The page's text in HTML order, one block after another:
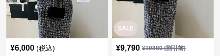
¥6,000 (税込)
SALE
¥9,790 ¥10880(割引前)